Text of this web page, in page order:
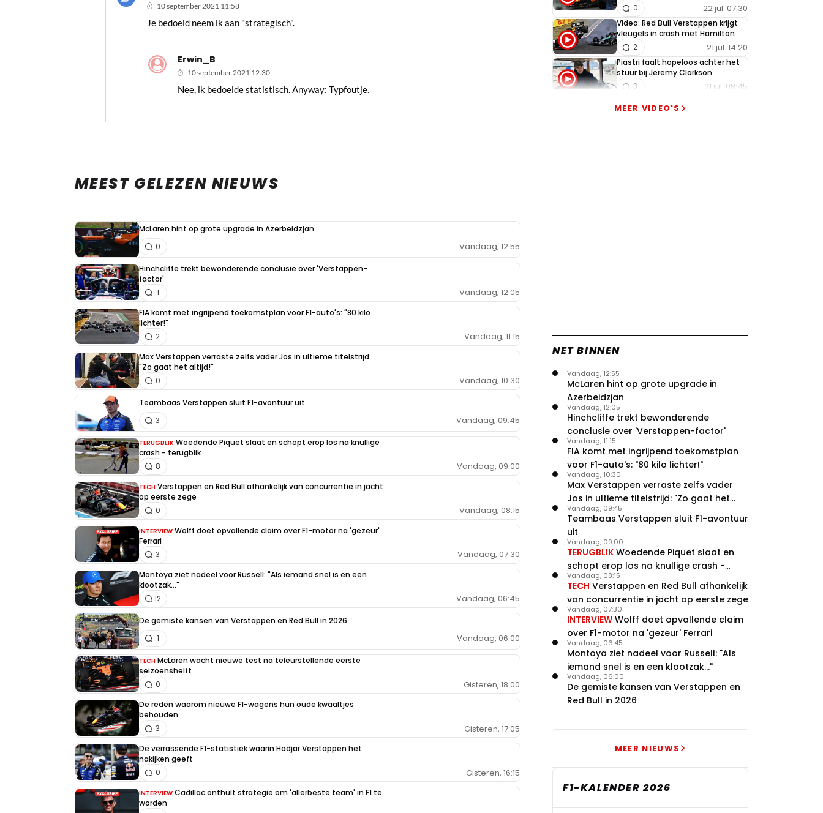
10 september 2021 11:58
Je bedoeld neem ik aan "strategisch".
Erwin_B
10 september 2021 12:30
Nee, ik bedoelde statistisch. Anyway: Typfoutje.
22 jul. 07:30
0
Video: Red Bull Verstappen krijgt
vleugels in crash met Hamilton
21 jul. 14:20
2
Piastri faalt hopeloos achter het
stuur bij Jeremy Clarkson
21 jul. 08:45
3
boven te hebben
20 jul. 15:15
2
MEER VIDEO'S
MEEST GELEZEN NIEUWS
McLaren hint op grote upgrade in Azerbeidzjan
Vandaag, 12:55
0
Hinchcliffe trekt bewonderende conclusie over 'Verstappen-
factor'
Vandaag, 12:05
1
FIA komt met ingrijpend toekomstplan voor F1-auto's: "80 kilo
lichter!"
Vandaag, 11:15
2
Max Verstappen verraste zelfs vader Jos in ultieme titelstrijd:
"Zo gaat het altijd!"
Vandaag, 10:30
0
Teambaas Verstappen sluit F1-avontuur uit
Vandaag, 09:45
3
TERUGBLIK Woedende Piquet slaat en schopt erop los na knullige
crash - terugblik
Vandaag, 09:00
8
TECH Verstappen en Red Bull afhankelijk van concurrentie in jacht
op eerste zege
Vandaag, 08:15
0
INTERVIEW Wolff doet opvallende claim over F1-motor na 'gezeur'
Ferrari
Vandaag, 07:30
3
Montoya ziet nadeel voor Russell: "Als iemand snel is en een
klootzak..."
Vandaag, 06:45
12
De gemiste kansen van Verstappen en Red Bull in 2026
Vandaag, 06:00
1
TECH McLaren wacht nieuwe test na teleurstellende eerste
seizoenshelft
Gisteren, 18:00
0
De reden waarom nieuwe F1-wagens hun oude kwaaltjes
behouden
Gisteren, 17:05
3
De verrassende F1-statistiek waarin Hadjar Verstappen het
nakijken geeft
Gisteren, 16:15
0
INTERVIEW Cadillac onthult strategie om 'allerbeste team' in F1 te
worden
NET BINNEN
McLaren hint op grote upgrade in
Azerbeidzjan
Vandaag, 12:55
Hinchcliffe trekt bewonderende
conclusie over 'Verstappen-factor'
Vandaag, 12:05
FIA komt met ingrijpend toekomstplan
voor F1-auto's: "80 kilo lichter!"
Vandaag, 11:15
Max Verstappen verraste zelfs vader
Jos in ultieme titelstrijd: "Zo gaat het
altijd!"
Vandaag, 10:30
Teambaas Verstappen sluit F1-avontuur
uit
Vandaag, 09:45
TERUGBLIK Woedende Piquet slaat en
schopt erop los na knullige crash -
terugblik
Vandaag, 09:00
TECH Verstappen en Red Bull afhankelijk
van concurrentie in jacht op eerste zege
Vandaag, 08:15
INTERVIEW Wolff doet opvallende claim
over F1-motor na 'gezeur' Ferrari
Vandaag, 07:30
Montoya ziet nadeel voor Russell: "Als
iemand snel is en een klootzak..."
Vandaag, 06:45
De gemiste kansen van Verstappen en
Red Bull in 2026
Vandaag, 06:00
MEER NIEUWS
F1-KALENDER 2026